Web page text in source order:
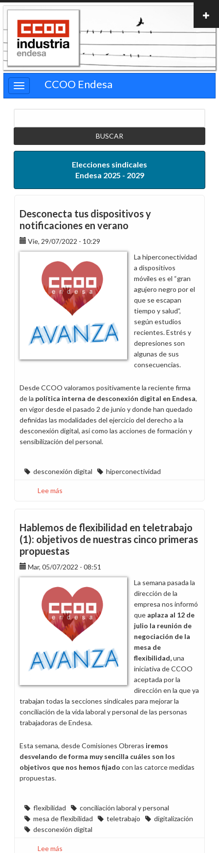
Pasar
contenido
principal
CCOO Endesa
Elecciones sindicales
Endesa 2025 - 2029
Desconecta tus dispositivos y
notificaciones en verano
Vie, 29/07/2022 - 10:29
La hiperconectividad
a dispositivos
móviles es el “gran
agujero negro por el
que se escapan
tiempo y salud”,
según estudios
recientes. Estrés y
depresiones son
algunas de sus
consecuencias.
Desde CCOO valoramos positivamente la reciente firma
de la política interna de desconexión digital en Endesa,
en vigor desde el pasado 2 de junio y donde han quedado
definidas las modalidades del ejercicio del derecho a la
desconexión digital, así como las acciones de formación y
sensibilización del personal.
desconexión digital hiperconectividad
Lee más
dispositivos
y
notificaciones
en
verano
Hablemos de flexibilidad en teletrabajo
(1): objetivos de nuestras cinco primeras
propuestas
Mar, 05/07/2022 - 08:51
La semana pasada la
dirección de la
empresa nos informó
que aplaza al 12 de
julio la reunión de
negociación de la
mesa de
flexibilidad,una
iniciativa de CCOO
aceptada por la
dirección en la que ya
trabajan todas la secciones sindicales para mejorar la
conciliación de la vida laboral y personal de las personas
trabajadoras de Endesa.
Esta semana, desde Comisiones Obreras iremos
desvelando de forma muy sencilla cuáles son los
objetivos que nos hemos fijado con las catorce medidas
propuestas.
flexibilidad
conciliación laboral y personal
mesa de flexibilidad
teletrabajo
digitalización
desconexión digital
Lee más